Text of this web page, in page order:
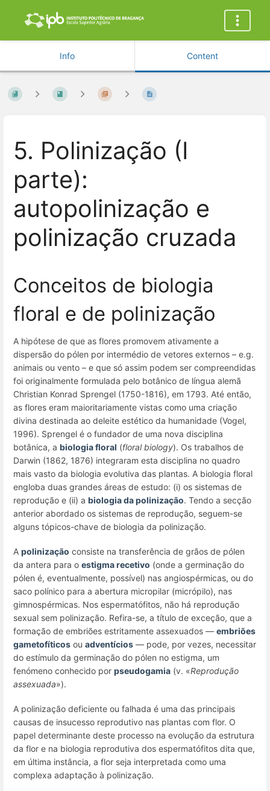
Info Content
5. Polinização (I
parte):
autopolinização e
polinização cruzada
Conceitos de biologia
floral e de polinização
A hipótese de que as flores promovem ativamente a
dispersão do pólen por intermédio de vetores externos – e.g.
animais ou vento – e que só assim podem ser compreendidas
foi originalmente formulada pelo botânico de língua alemã
Christian Konrad Sprengel (1750-1816), em 1793. Até então,
as flores eram maioritariamente vistas como uma criação
divina destinada ao deleite estético da humanidade (Vogel,
1996). Sprengel é o fundador de uma nova disciplina
botânica, a biologia floral (floral biology). Os trabalhos de
Darwin (1862, 1876) integraram esta disciplina no quadro
mais vasto da biologia evolutiva das plantas. A biologia floral
engloba duas grandes áreas de estudo: (i) os sistemas de
reprodução e (ii) a biologia da polinização. Tendo a secção
anterior abordado os sistemas de reprodução, seguem-se
alguns tópicos-chave de biologia da polinização.
A polinização consiste na transferência de grãos de pólen
da antera para o estigma recetivo (onde a germinação do
pólen é, eventualmente, possível) nas angiospérmicas, ou do
saco polínico para a abertura micropilar (micrópilo), nas
gimnospérmicas. Nos espermatófitos, não há reprodução
sexual sem polinização. Refira-se, a título de exceção, que a
formação de embriões estritamente assexuados — embriões
gametofíticos ou adventícios — pode, por vezes, necessitar
do estímulo da germinação do pólen no estigma, um
fenómeno conhecido por pseudogamia (v. «Reprodução
assexuada»).
A polinização deficiente ou falhada é uma das principais
causas de insucesso reprodutivo nas plantas com flor. O
papel determinante deste processo na evolução da estrutura
da flor e na biologia reprodutiva dos espermatófitos dita que,
em última instância, a flor seja interpretada como uma
complexa adaptação à polinização.